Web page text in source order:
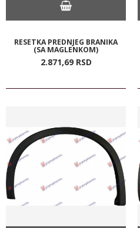
RESETKA PREDNJEG BRANIKA
(SA MAGLENKOM)
2.871,69 RSD